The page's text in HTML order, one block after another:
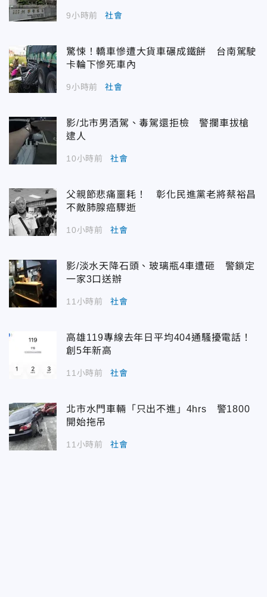
9小時前 社會
驚悚！轎車慘遭大貨車碾成鐵餅 台南駕駛
卡輪下慘死車內
9小時前 社會
影/北市男酒駕、毒駕還拒檢 警攔車拔槍
逮人
10小時前 社會
父親節悲痛噩耗！ 彰化民進黨老將蔡裕昌
不敵肺腺癌驟逝
10小時前 社會
影/淡水天降石頭、玻璃瓶4車遭砸 警鎖定
一家3口送辦
11小時前 社會
高雄119專線去年日平均404通騷擾電話！
創5年新高
11小時前 社會
北市水門車輛「只出不進」4hrs 警1800
開始拖吊
11小時前 社會